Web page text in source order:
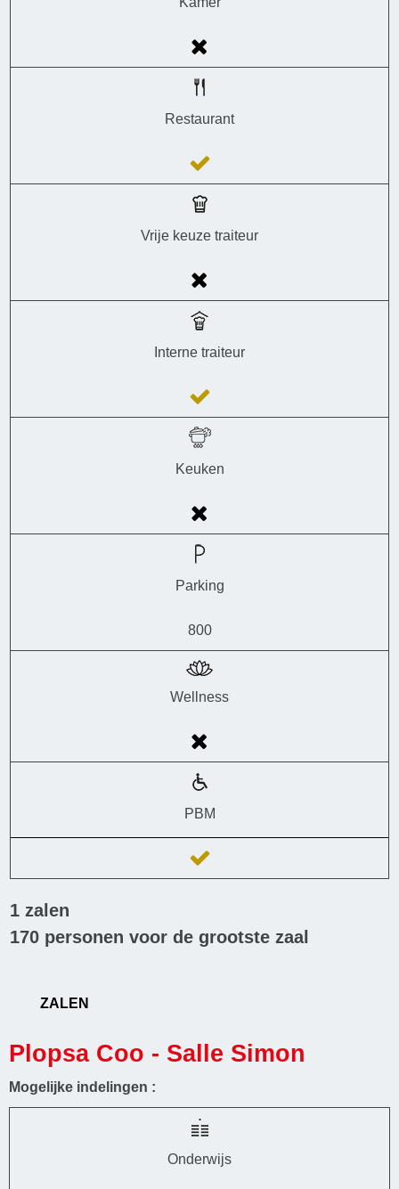
Restaurant
Vrije keuze traiteur
Interne traiteur
Keuken
Parking
800
Wellness
PBM
1 zalen
170 personen voor de grootste zaal
ZALEN
Plopsa Coo - Salle Simon
Mogelijke indelingen :
Onderwijs